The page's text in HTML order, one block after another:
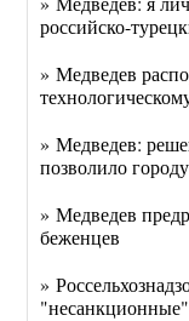
российско-
» Медведев
» Медведев:
позволило
» Медведев
беженцев
»